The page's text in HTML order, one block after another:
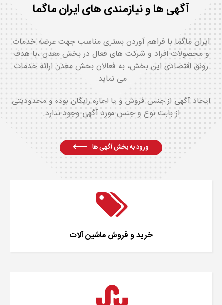
آگهی ها و نیازمندی های ایران ماگما
ایران ماگما با فراهم آوردن بستری مناسب جهت عرضه خدمات
و محصولات افراد و شرکت های فعال در بخش معدن ،با هدف
رونق اقتصادی این بخش، به فعالان بخش معدن ارائه خدمات
می نماید.
ایجاد آگهی از جنس فروش و یا اجاره رایگان بوده و محدودیتی
از بابت نوع و جنس مورد آگهی وجود ندارد.
ورود به بخش آگهی ها
خرید و فروش ماشین آلات